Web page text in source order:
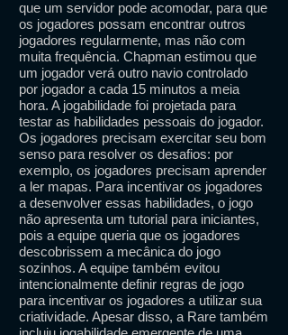
que um servidor pode acomodar, para que
os jogadores possam encontrar outros
jogadores regularmente, mas não com
muita frequência. Chapman estimou que
um jogador verá outro navio controlado
por jogador a cada 15 minutos a meia
hora. A jogabilidade foi projetada para
testar as habilidades pessoais do jogador.
Os jogadores precisam exercitar seu bom
senso para resolver os desafios: por
exemplo, os jogadores precisam aprender
a ler mapas. Para incentivar os jogadores
a desenvolver essas habilidades, o jogo
não apresenta um tutorial para iniciantes,
pois a equipe queria que os jogadores
descobrissem a mecânica do jogo
sozinhos. A equipe também evitou
intencionalmente definir regras de jogo
para incentivar os jogadores a utilizar sua
criatividade. Apesar disso, a Rare também